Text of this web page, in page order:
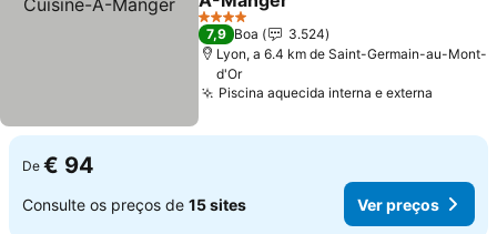
4 Estrelas
7,9 Boa
3.524
Lyon, a 6.4 km de Saint-Germain-au-Mont-
d'Or
Piscina aquecida interna e externa
De € 94
Consulte os preços de 15 sites Ver preços